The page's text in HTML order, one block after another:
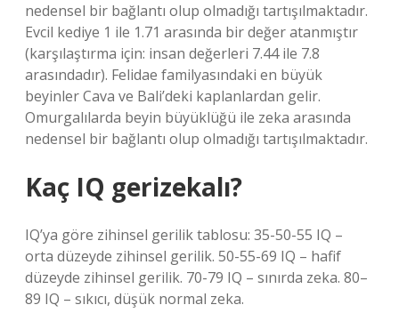
nedensel bir bağlantı olup olmadığı tartışılmaktadır.
Evcil kediye 1 ile 1.71 arasında bir değer atanmıştır
(karşılaştırma için: insan değerleri 7.44 ile 7.8
arasındadır). Felidae familyasındaki en büyük
beyinler Cava ve Bali’deki kaplanlardan gelir.
Omurgalılarda beyin büyüklüğü ile zeka arasında
nedensel bir bağlantı olup olmadığı tartışılmaktadır.
Kaç IQ gerizekalı?
IQ’ya göre zihinsel gerilik tablosu: 35-50-55 IQ –
orta düzeyde zihinsel gerilik. 50-55-69 IQ – hafif
düzeyde zihinsel gerilik. 70-79 IQ – sınırda zeka. 80–
89 IQ – sıkıcı, düşük normal zeka.